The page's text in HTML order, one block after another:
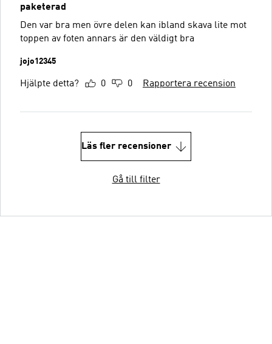
paketerad
Den var bra men övre delen kan ibland skava lite mot
toppen av foten annars är den väldigt bra
jojo12345
Hjälpte detta? 0 0 Rapportera recension
Läs fler recensioner
Gå till filter